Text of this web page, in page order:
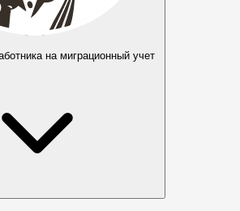
на миграционный учет